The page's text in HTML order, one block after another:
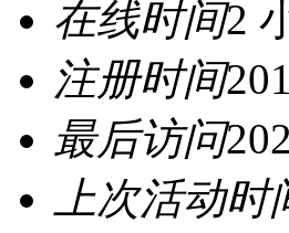
在线时间2
注册时间
最后访问
上次活动时